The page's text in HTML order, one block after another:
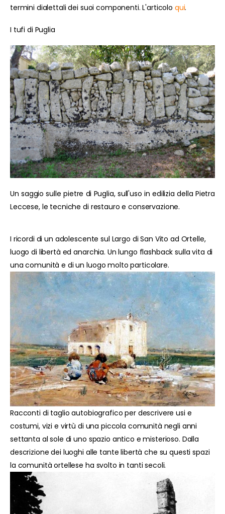
termini dialettali dei suoi componenti. L'articolo qui.
I tufi di Puglia
Un saggio sulle pietre di Puglia, sull'uso in edilizia della Pietra
Leccese, le tecniche di restauro e conservazione.
I ricordi di un adolescente sul Largo di San Vito ad Ortelle,
luogo di libertà ed anarchia. Un lungo flashback sulla vita di
una comunità e di un luogo molto particolare.
Racconti di taglio autobiografico per descrivere usi e
costumi, vizi e virtù di una piccola comunità negli anni
settanta al sole di uno spazio antico e misterioso. Dalla
descrizione dei luoghi alle tante libertà che su questi spazi
la comunità ortellese ha svolto in tanti secoli.